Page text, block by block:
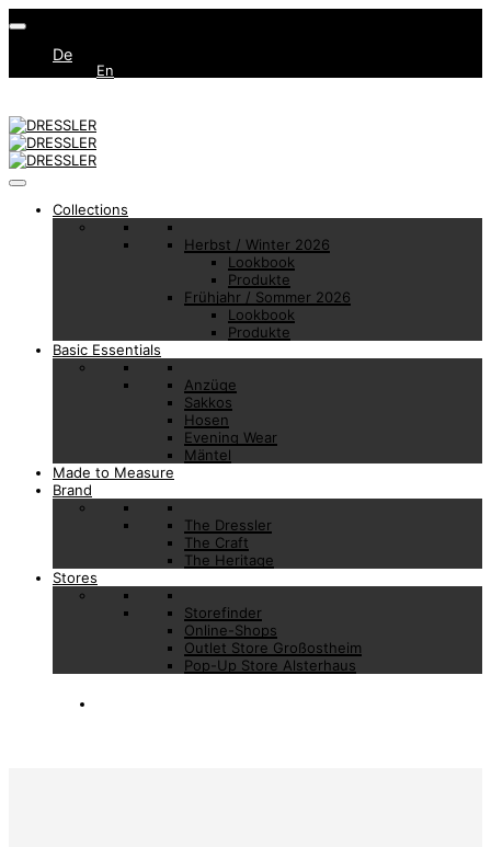
De
En
Collections
Herbst / Winter 2026
Lookbook
Produkte
Frühjahr / Sommer 2026
Lookbook
Produkte
Basic Essentials
Anzüge
Sakkos
Hosen
Evening Wear
Mäntel
Made to Measure
Brand
The Dressler
The Craft
The Heritage
Stores
Storefinder
Online-Shops
Outlet Store Großostheim
Pop-Up Store Alsterhaus